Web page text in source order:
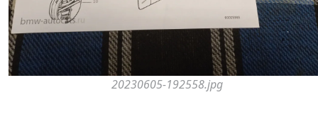
20230605-192558.jpg